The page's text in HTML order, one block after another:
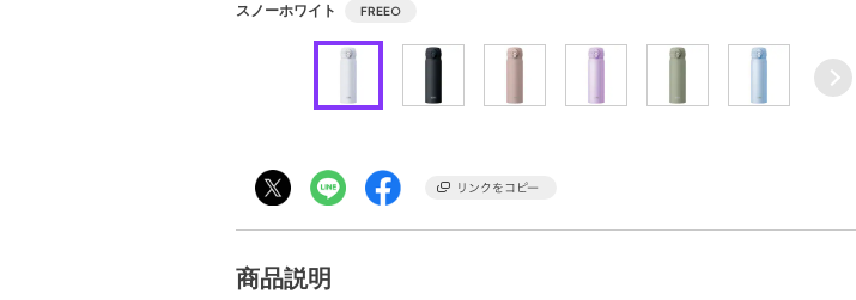
スノーホワイト FREE○
商品説明